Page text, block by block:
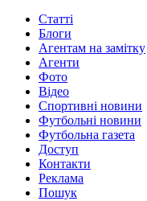
Статті
Блоги
Агентам на замітку
Агенти
Фото
Відео
Спортивні новини
Футбольні новини
Футбольна газета
Доступ
Контакти
Реклама
Пошук